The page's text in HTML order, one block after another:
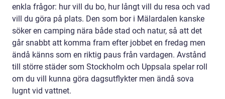
enkla frågor: hur vill du bo, hur långt vill du resa och vad
vill du göra på plats. Den som bor i Mälardalen kanske
söker en camping nära både stad och natur, så att det
går snabbt att komma fram efter jobbet en fredag men
ändå känns som en riktig paus från vardagen. Avstånd
till större städer som Stockholm och Uppsala spelar roll
om du vill kunna göra dagsutflykter men ändå sova
lugnt vid vattnet.